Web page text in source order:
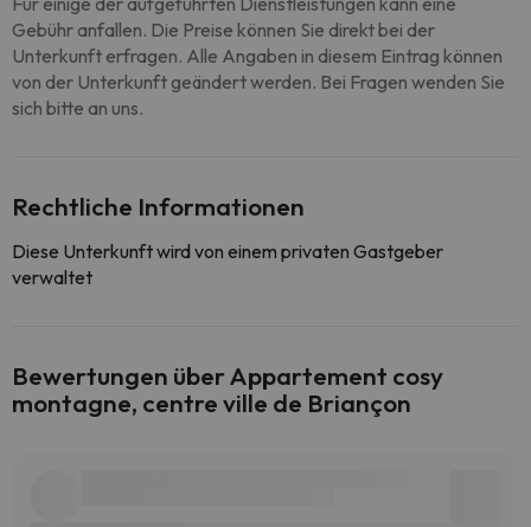
Gebühr anfallen. Die Preise können Sie direkt bei der
Unterkunft erfragen. Alle Angaben in diesem Eintrag können
von der Unterkunft geändert werden. Bei Fragen wenden Sie
sich bitte an uns.
Rechtliche Informationen
Diese Unterkunft wird von einem privaten Gastgeber
verwaltet
Bewertungen über Appartement cosy
montagne, centre ville de Briançon